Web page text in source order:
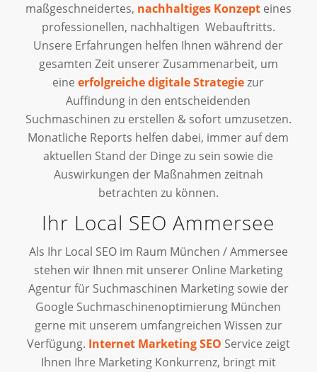
maßgeschneidertes, nachhaltiges Konzepteines
professionellen, nachhaltigen Webauftritts.
Unsere Erfahrungen helfen Ihnen während der
gesamten Zeit unserer Zusammenarbeit, um
eine erfolgreiche digitale Strategie zur
Auffindung in den entscheidenden
Suchmaschinen zu erstellen & sofort umzusetzen.
Monatliche Reports helfen dabei, immer auf dem
aktuellen Stand der Dinge zu sein sowie die
Auswirkungen der Maßnahmen zeitnah
betrachten zu können.
Ihr Local SEO Ammersee
Als Ihr Local SEO im Raum München / Ammersee
stehen wir Ihnen mit unserer Online Marketing
Agentur für Suchmaschinen Marketing sowie der
Google Suchmaschinenoptimierung München
gerne mit unserem umfangreichen Wissen zur
Verfügung. Internet MarketingSEO Service zeigt
Ihnen Ihre Marketing Konkurrenz, bringt mit